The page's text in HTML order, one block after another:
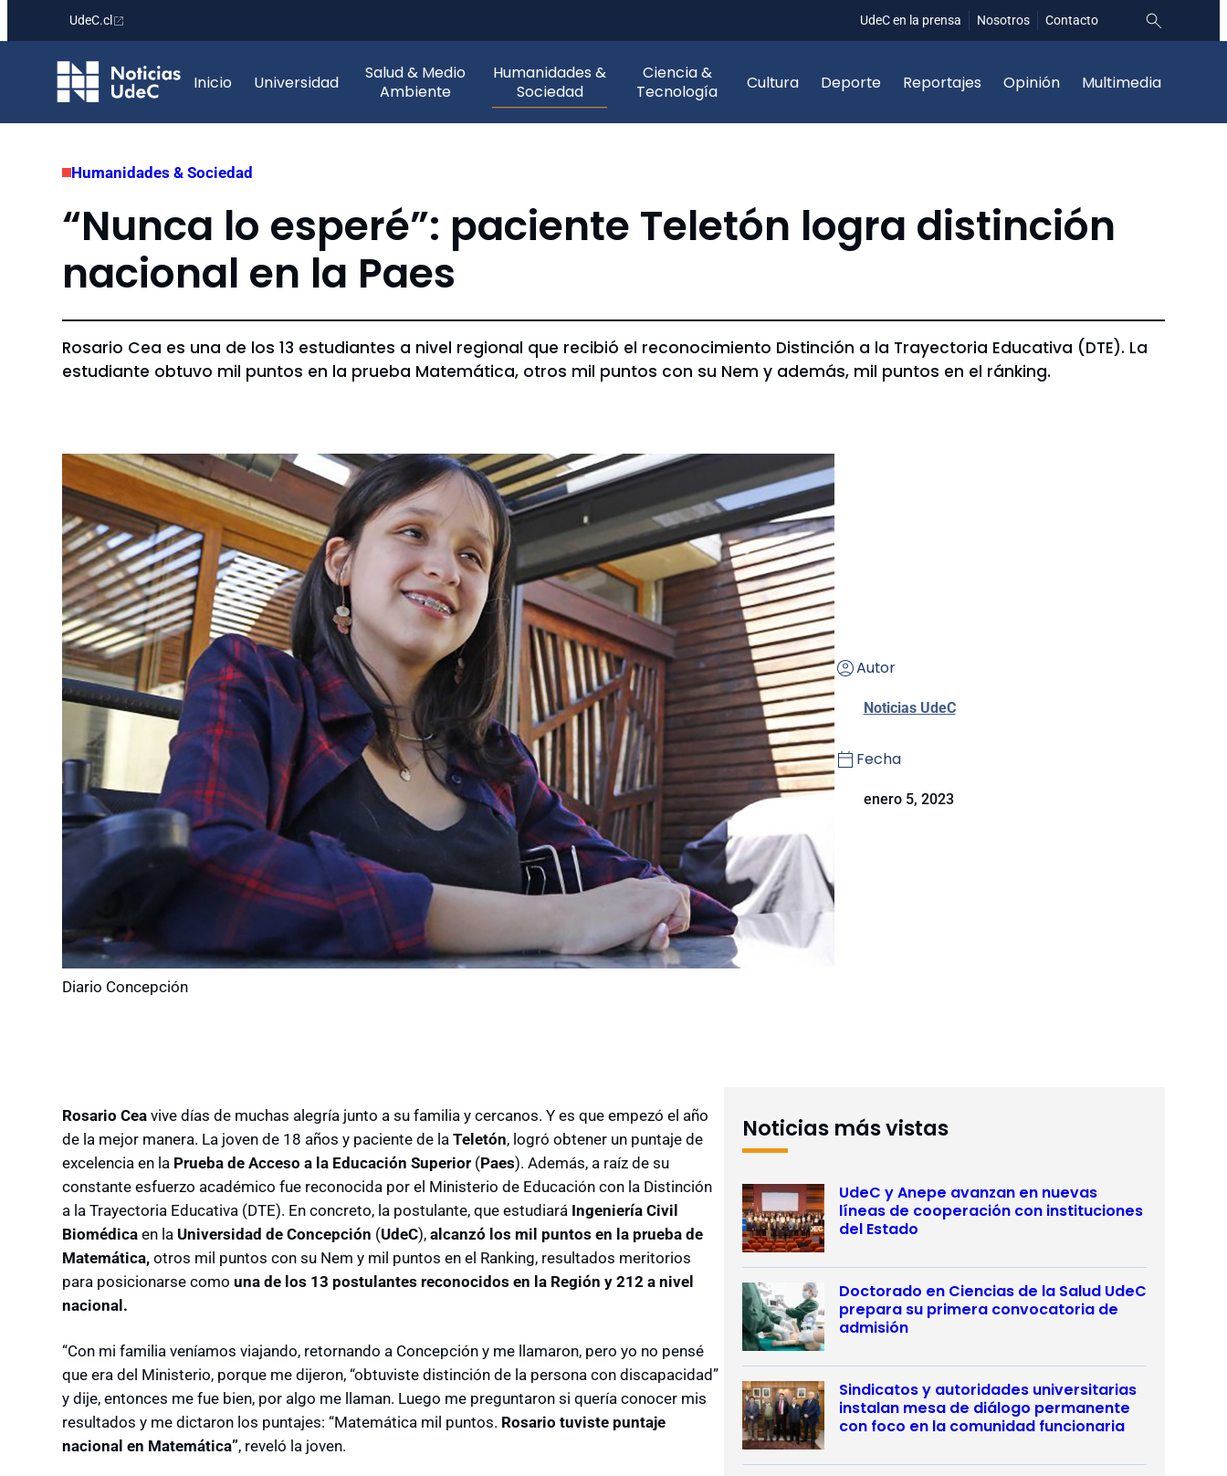
contenido
UdeC.cl UdeC en la prensa Nosotros Contacto
Inicio Universidad
Salud & Medio
Ambiente
Humanidades &
Sociedad
Ciencia &
Tecnología
Cultura Deporte Reportajes Opinión Multimedia
Humanidades & Sociedad
“Nunca lo esperé”: paciente Teletón logra distinción
nacional en la Paes
Rosario Cea es una de los 13 estudiantes a nivel regional que recibió el reconocimiento Distinción a la Trayectoria Educativa (DTE). La
estudiante obtuvo mil puntos en la prueba Matemática, otros mil puntos con su Nem y además, mil puntos en el ránking.
Diario Concepción
Autor
Noticias UdeC
Fecha
enero 5, 2023
Rosario Cea vive días de muchas alegría junto a su familia y cercanos. Y es que empezó el año
de la mejor manera. La joven de 18 años y paciente de la Teletón, logró obtener un puntaje de
excelencia en la Prueba de Acceso a la Educación Superior (Paes). Además, a raíz de su
constante esfuerzo académico fue reconocida por el Ministerio de Educación con la Distinción
a la Trayectoria Educativa (DTE). En concreto, la postulante, que estudiará Ingeniería Civil
Biomédica en la Universidad de Concepción (UdeC), alcanzó los mil puntos en la prueba de
Matemática, otros mil puntos con su Nem y mil puntos en el Ranking, resultados meritorios
para posicionarse como una de los 13 postulantes reconocidos en la Región y 212 a nivel
nacional.
“Con mi familia veníamos viajando, retornando a Concepción y me llamaron, pero yo no pensé
que era del Ministerio, porque me dijeron, “obtuviste distinción de la persona con discapacidad”
y dije, entonces me fue bien, por algo me llaman. Luego me preguntaron si quería conocer mis
resultados y me dictaron los puntajes: “Matemática mil puntos. Rosario tuviste puntaje
nacional en Matemática”, reveló la joven.
Noticias más vistas
UdeC y Anepe avanzan en nuevas
líneas de cooperación con instituciones
del Estado
Doctorado en Ciencias de la Salud UdeC
prepara su primera convocatoria de
admisión
Sindicatos y autoridades universitarias
instalan mesa de diálogo permanente
con foco en la comunidad funcionaria